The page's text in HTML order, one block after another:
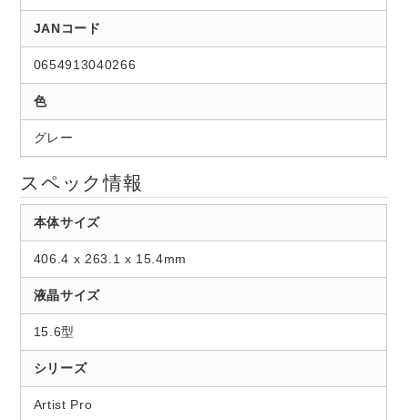
JANコード
0654913040266
色
グレー
スペック情報
本体サイズ
406.4 x 263.1 x 15.4mm
液晶サイズ
15.6型
シリーズ
Artist Pro